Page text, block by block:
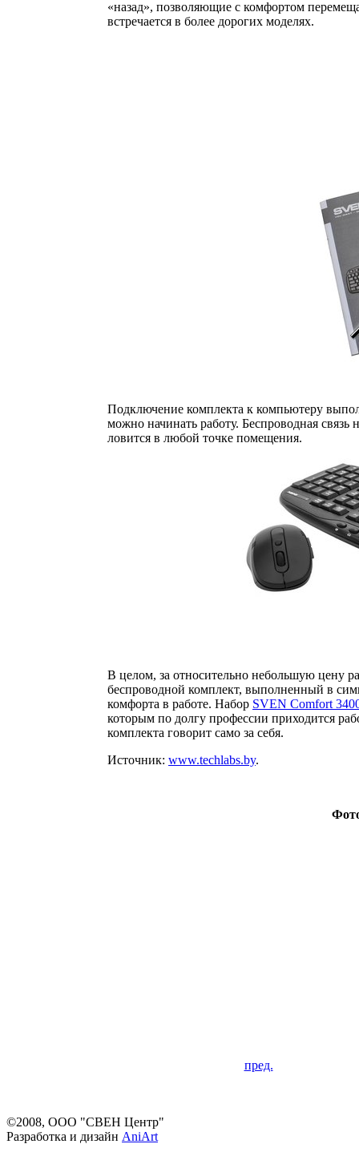
«назад», позволяющие с комфортом
встречается в более дорогих моделях.
Подключение комплекта к компьютеру
можно начинать работу. Беспроводная связь
ловится в любой точке помещения.
В целом, за относительно небольшую цену
беспроводной комплект, выполненный в
комфорта в работе. Набор SVEN Comfort
которым по долгу профессии приходится
комплекта говорит само за себя.
Источник: www.techlabs.by.
пред.
©2008, ООО "СВЕН Центр"
Разработка и дизайн AniArt